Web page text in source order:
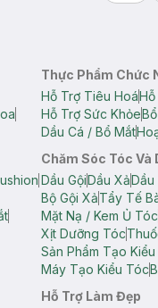
Thực Phẩm Chức
Hỗ Trợ Tiêu Hoá
Hỗ Trợ Sức Khỏe
Dầu Cá / Bổ Mắt
Chăm Sóc Tóc Và
Dầu GộiDầu XảDầu
Bộ Gội XảTẩy Tế
Mặt Nạ / Kem Ủ Tóc
Xịt Dưỡng Tóc
Sản Phẩm Tạo
Máy Tạo Kiểu Tóc
Hỗ Trợ Làm Đẹp